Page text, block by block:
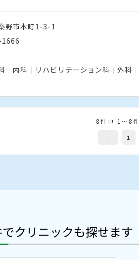
野市本町1-3-1
内科 リハビリテーション科 外科
8件中 1～8
1
クリニックも探せます